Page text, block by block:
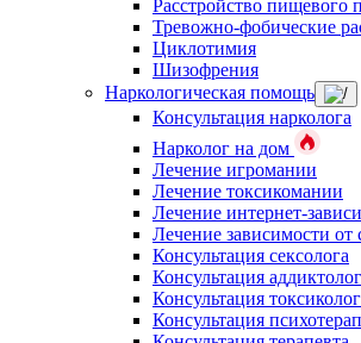
Расстройство пищевого
Тревожно-фобические
Циклотимия
Шизофрения
Наркологическая помощь
Консультация нарколога
Нарколог на дом
Лечение игромании
Лечение токсикомании
Лечение интернет-
Лечение зависимости от
Консультация сексолога
Консультация
Консультация
Консультация